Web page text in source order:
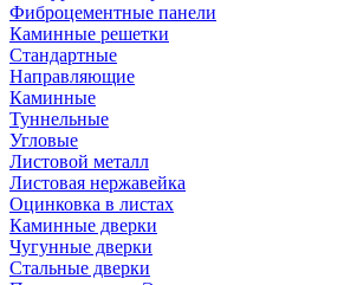
Фиброцементные панели
Каминные решетки
Стандартные
Направляющие
Каминные
Туннельные
Угловые
Листовой металл
Листовая нержавейка
Оцинковка в листах
Каминные дверки
Чугунные дверки
Стальные дверки